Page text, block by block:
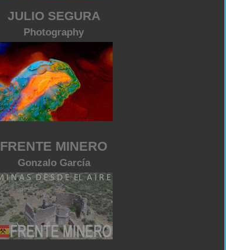
JULIO SEGURA
Photography
FRENTE MINERO
Gonzalo García